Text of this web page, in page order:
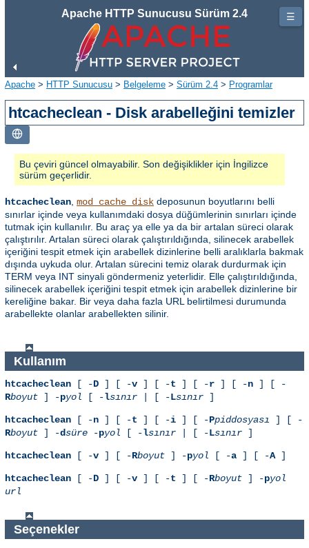
Apache HTTP Sunucusu Sürüm 2.4
Apache > HTTP Sunucusu > Belgeleme > Sürüm 2.4 > Programlar
htcacheclean - Disk arabelleğini temizler
Bu çeviri güncel olmayabilir. Son değişiklikler için İngilizce
sürüm geçerlidir.
htcacheclean mod_cache_disk deposunun boyutlarını belli
sınırlar içinde veya kullanımdaki dosya düğümlerinin sınırları içinde
tutmak için kullanılır. Bu araç ya elle ya da bir artalan süreci olarak
çalıştırılır. Artalan süreci olarak çalıştırıldığında, silinecek arabellek
içeriğini tespit etmek için arabellek dizinlerine belli aralıklarla bakmak
dışında uykuda olur. Artalan sürecini temiz olarak durdurmak için
TERM veya INT sinyali göndermeniz yeterlidir. Elle çalıştırıldığında,
silinecek arabellek içeriğini tespit etmek için arabellek dizinlerine bir
kereliğine bakar. Bir veya daha fazla URL belirtilmesi durumunda
arabellekte olanlar arabellekten silinir.
Kullanım
htcacheclean [ -D ] [ -v ] [ -t ] [ -r ] [ -n ] [ -
Rboyut ] -pyol [ -lsınır | [ -Lsınır ]
htcacheclean [ -n ] [ -t ] [ -i ] [ -Ppiddosyası ] [ -
Rboyut ] -dsüre -pyol [ -lsınır | [ -Lsınır ]
htcacheclean [ -v ] [ -Rboyut ] -pyol [ -a ] [ -A]
htcacheclean [ -D ] [ -v ] [ -t ] [ -Rboyut ] -pyol
url
Seçenekler
☰